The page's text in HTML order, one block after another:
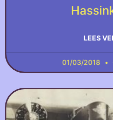
LEES
01/03/2018